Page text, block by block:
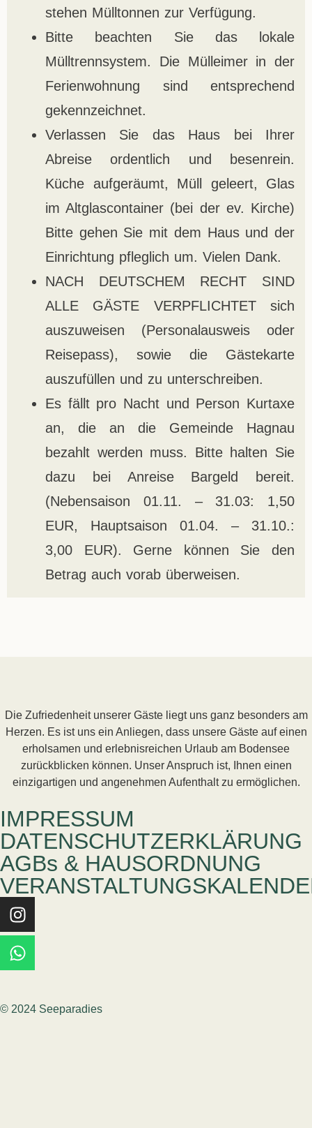
stehen Mülltonnen zur Verfügung.
Bitte beachten Sie das lokale
Mülltrennsystem. Die Mülleimer in der
Ferienwohnung sind entsprechend
gekennzeichnet.
Verlassen Sie das Haus bei Ihrer
Abreise ordentlich und besenrein.
Küche aufgeräumt, Müll geleert, Glas
im Altglascontainer (bei der ev. Kirche)
Bitte gehen Sie mit dem Haus und der
Einrichtung pfleglich um. Vielen Dank.
NACH DEUTSCHEM RECHT SIND
ALLE GÄSTE VERPFLICHTET sich
auszuweisen (Personalausweis oder
Reisepass), sowie die Gästekarte
auszufüllen und zu unterschreiben.
Es fällt pro Nacht und Person Kurtaxe
an, die an die Gemeinde Hagnau
bezahlt werden muss. Bitte halten Sie
dazu bei Anreise Bargeld bereit.
(Nebensaison 01.11. – 31.03: 1,50
EUR, Hauptsaison 01.04. – 31.10.:
3,00 EUR). Gerne können Sie den
Betrag auch vorab überweisen.
Die Zufriedenheit unserer Gäste liegt uns ganz besonders am
Herzen. Es ist uns ein Anliegen, dass unsere Gäste auf einen
erholsamen und erlebnisreichen Urlaub am Bodensee
zurückblicken können. Unser Anspruch ist, Ihnen einen
einzigartigen und angenehmen Aufenthalt zu ermöglichen.
IMPRESSUM
DATENSCHUTZERKLÄRUNG
AGBs & HAUSORDNUNG
© 2024 Seeparadies